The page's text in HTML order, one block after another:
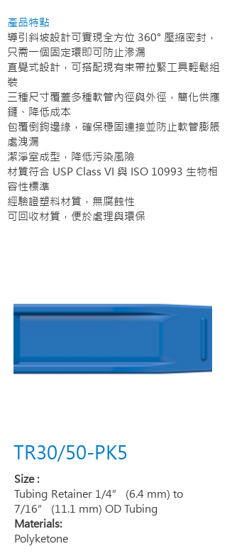
產品特點
導引斜坡設計可實現全方位 360° 壓縮密封，
只需一個固定環即可防止滲漏
直覺式設計，可搭配現有束帶拉緊工具輕鬆組
裝
三種尺寸覆蓋多種軟管內徑與外徑，簡化供應
鏈、降低成本
包覆倒鉤邊緣，確保穩固連接並防止軟管膨脹
處洩漏
潔淨室成型，降低污染風險
材質符合 USP Class VI 與 ISO 10993 生物相
容性標準
經驗證塑料材質，無腐蝕性
可回收材質，便於處理與環保
TR30/50-PK5
Size :
Tubing Retainer 1/4” (6.4 mm) to
7/16” (11.1 mm) OD Tubing
Materials:
Polyketone